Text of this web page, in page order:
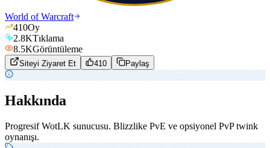
World of Warcraft
410Oy
2.8KTıklama
8.5KGörüntüleme
Siteyi Ziyaret Et 410 Paylaş
Hakkında
Progresif WotLK sunucusu. Blizzlike PvE ve opsiyonel PvP twink
oynanışı.